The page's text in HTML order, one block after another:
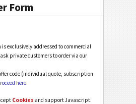
Form
is exclusively addressed to commercial
private customers to order via our
code (individual quote, subscription
here.
Cookies and support Javascript.